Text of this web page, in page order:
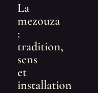
La
mezouza
:
tradition,
sens
et
installation